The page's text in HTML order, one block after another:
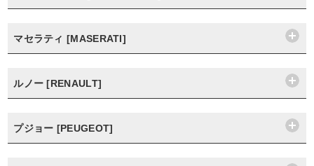
マセラティ [MASERATI]
ルノー [RENAULT]
プジョー [PEUGEOT]